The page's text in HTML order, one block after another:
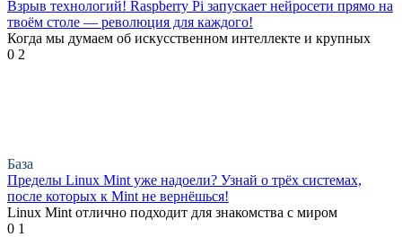
Взрыв технологий! Raspberry Pi запускает нейросети прямо на
твоём столе — революция для каждого!
Когда мы думаем об искусственном интеллекте и крупных
0 2
База
Пределы Linux Mint уже надоели? Узнай о трёх системах,
после которых к Mint не вернёшься!
Linux Mint отлично подходит для знакомства с миром
0 1